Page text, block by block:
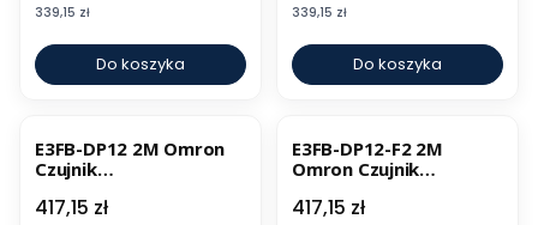
Cena
339,15 zł
Do koszyka
Cena
339,15 zł
Do koszyka
E3FB-DP12 2M Omron
Czujnik
Cena
417,15 zł
E3FB-DP12-F2 2M
Omron Czujnik
Cena
417,15 zł